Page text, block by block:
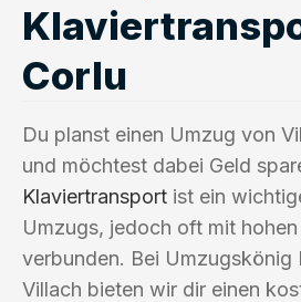
Corlu
Du planst einen Umzug von
und möchtest dabei Geld
Klaviertransport ist ein
Umzugs, jedoch oft mit hohen
verbunden. Bei Umzugskönig
Villach bieten wir dir einen